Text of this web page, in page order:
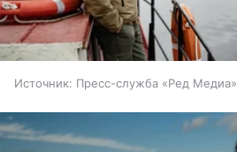
Источник: Пресс-служба «Ред Медиа»